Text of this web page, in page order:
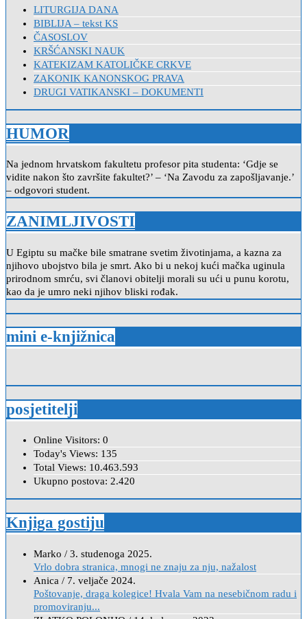
LITURGIJA DANA
BIBLIJA – tekst KS
ČASOSLOV
KRŠĆANSKI NAUK
KATEKIZAM KATOLIČKE CRKVE
ZAKONIK KANONSKOG PRAVA
DRUGI VATIKANSKI – DOKUMENTI
HUMOR
Na jednom hrvatskom fakultetu profesor pita studenta: ‘Gdje se
vidite nakon što završite fakultet?’ – ‘Na Zavodu za zapošljavanje.’
– odgovori student.
ZANIMLJIVOSTI
U Egiptu su mačke bile smatrane svetim životinjama, a kazna za
njihovo ubojstvo bila je smrt. Ako bi u nekoj kući mačka uginula
prirodnom smrću, svi članovi obitelji morali su ući u punu korotu,
kao da je umro neki njihov bliski rođak.
mini e-knjižnica
posjetitelji
Online Visitors: 0
Today's Views: 135
Total Views: 10.463.593
Ukupno postova: 2.420
Knjiga gostiju
Marko / 3. studenoga 2025.
Vrlo dobra stranica, mnogi ne znaju za nju, nažalost
Anica / 7. veljače 2024.
Poštovanje, draga kolegice! Hvala Vam na nesebičnom radu i
promoviranju...